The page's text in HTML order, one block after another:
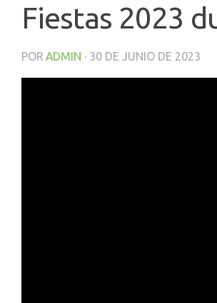
Fiestas 2023
POR ADMIN · 30 DE JUNIO DE 2023